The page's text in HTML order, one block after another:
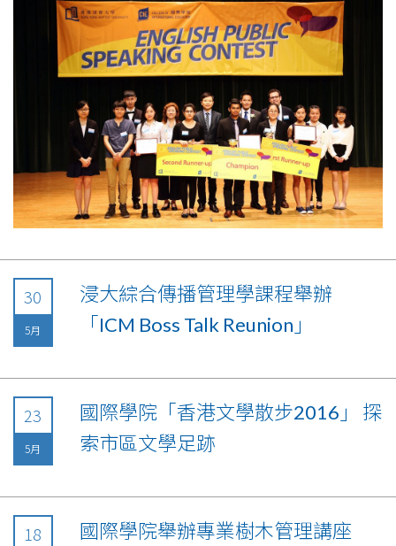
30
5月
浸大綜合傳播管理學課程舉辦
「ICM Boss Talk Reunion」
23
5月
國際學院「香港文學散步2016」 探
索市區文學足跡
18 國際學院舉辦專業樹木管理講座